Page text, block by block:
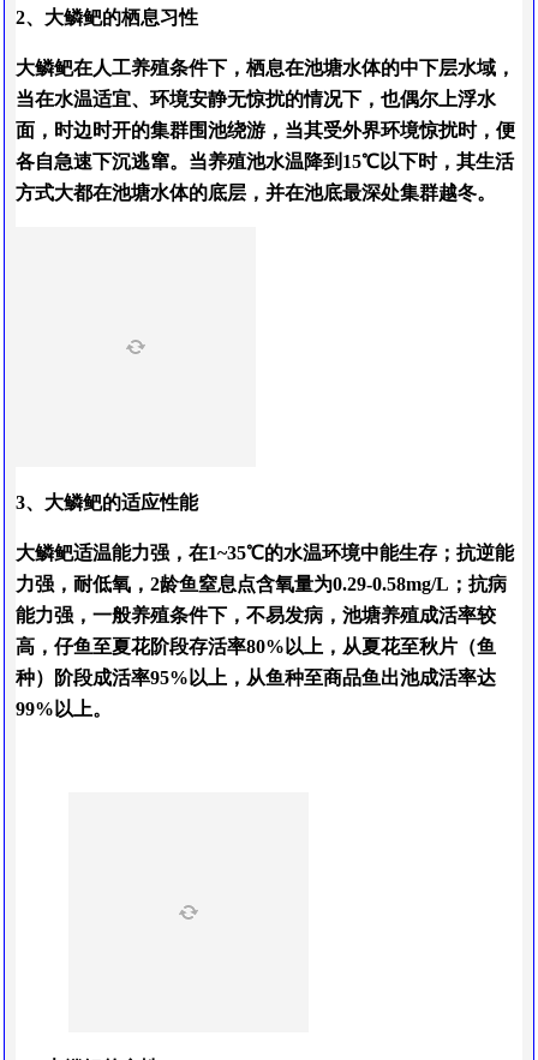
2、大鳞鲃的栖息习性
大鳞鲃在人工养殖条件下，栖息在池塘水体的中下层水域，
当在水温适宜、环境安静无惊扰的情况下，也偶尔上浮水
面，时边时开的集群围池绕游，当其受外界环境惊扰时，便
各自急速下沉逃窜。当养殖池水温降到15℃以下时，其生活
方式大都在池塘水体的底层，并在池底最深处集群越冬。
3、大鳞鲃的适应性能
大鳞鲃适温能力强，在1~35℃的水温环境中能生存；抗逆能
力强，耐低氧，2龄鱼窒息点含氧量为0.29-0.58mg/L；抗病
能力强，一般养殖条件下，不易发病，池塘养殖成活率较
高，仔鱼至夏花阶段存活率80%以上，从夏花至秋片（鱼
种）阶段成活率95%以上，从鱼种至商品鱼出池成活率达
99%以上。